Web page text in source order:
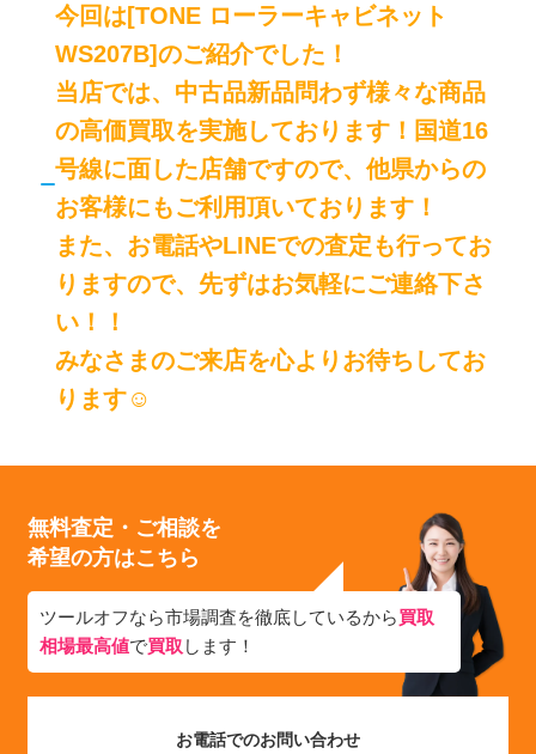
今回は[TONE ローラーキャビネット
WS207B]のご紹介でした！
当店では、中古品新品問わず様々な商品
の高価買取を実施しております！国道16
号線に面した店舗ですので、他県からの
お客様にもご利用頂いております！
また、お電話やLINEでの査定も行ってお
りますので、先ずはお気軽にご連絡下さ
い！！
みなさまのご来店を心よりお待ちしてお
ります☺
無料査定・ご相談を
希望の方はこちら
ツールオフなら市場調査を徹底しているから買取
相場最高値で買取 します！
お電話でのお問い合わせ